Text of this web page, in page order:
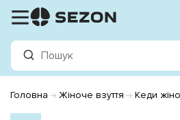
Головна Жіноче взуття Кеди